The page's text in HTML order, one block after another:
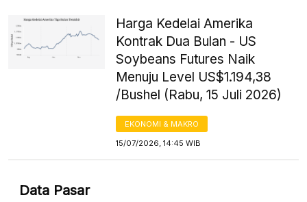
Harga Kedelai Amerika
Kontrak Dua Bulan - US
Soybeans Futures Naik
Menuju Level US$1.194,38
/Bushel (Rabu, 15 Juli 2026)
EKONOMI & MAKRO
15/07/2026, 14:45 WIB
Data Pasar